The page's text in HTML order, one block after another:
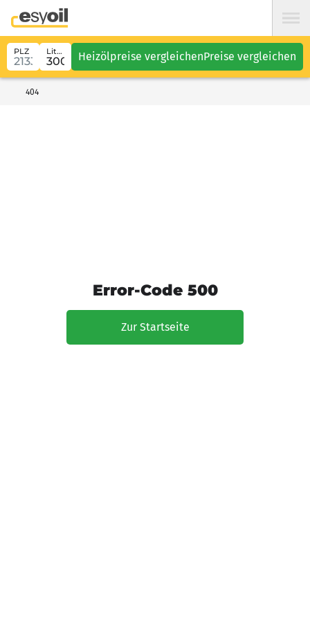
PLZ Liter Heizölpreise vergleichenPreise vergleichen
404
Error-Code 500
Zur Startseite